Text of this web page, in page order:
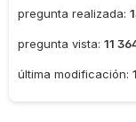
pregunta realizada:
pregunta vista: 11
última modificación: